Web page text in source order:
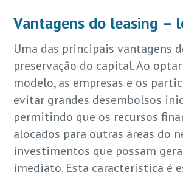
Vantagens do leasing –
Uma das principais vantagens
preservação do capital. Ao
modelo, as empresas e os
evitar grandes desembolsos
permitindo que os recursos
alocados para outras áreas do
investimentos que possam
imediato. Esta característica é